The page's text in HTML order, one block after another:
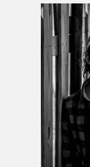
Espace
Espace pro